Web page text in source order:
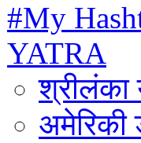
#My
YATRA
श्रीलंका
अमेरिकी